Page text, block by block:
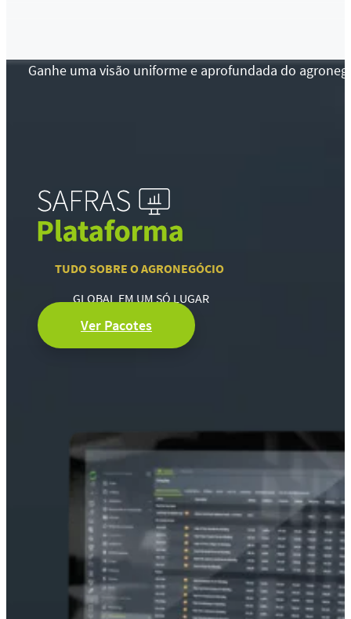
Ganhe uma visão uniforme e aprofundada do
TUDO SOBRE O AGRONEGÓCIO
GLOBAL EM UM SÓ LUGAR
Ver Pacotes